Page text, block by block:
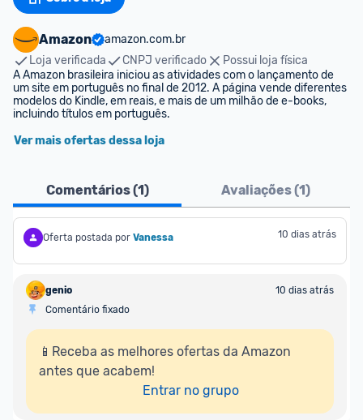
Amazon
amazon.com.br
Loja verificada
CNPJ verificado
Possui loja física
A Amazon brasileira iniciou as atividades com o lançamento de
um site em português no final de 2012. A página vende diferentes
modelos do Kindle, em reais, e mais de um milhão de e-books,
incluindo títulos em português.
Ver mais ofertas dessa loja
Comentários (1) Avaliações (1)
Oferta postada por Vanessa 10 dias atrás
genio
10 dias atrás
Comentário fixado
📱Receba as melhores ofertas da Amazon
antes que acabem!
Entrar no grupo